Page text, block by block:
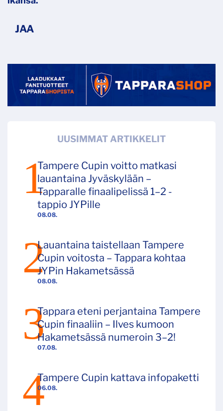
UUSIMMAT ARTIKKELIT
08.08.
Tampere Cupin voitto matkasi
lauantaina Jyväskylään –
Tapparalle finaalipelissä 1–2 -
tappio JYPille
08.08.
Lauantaina taistellaan Tampere
Cupin voitosta – Tappara kohtaa
JYPin Hakametsässä
07.08.
Tappara eteni perjantaina Tampere
Cupin finaaliin – Ilves kumoon
Hakametsässä numeroin 3–2!
06.08.
Tampere Cupin kattava infopaketti